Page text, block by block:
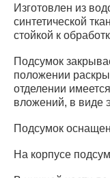
Изготовлен из
синтетической
стойкой к
Подсумок
положении
отделении
вложений, в виде
Подсумок
На корпусе